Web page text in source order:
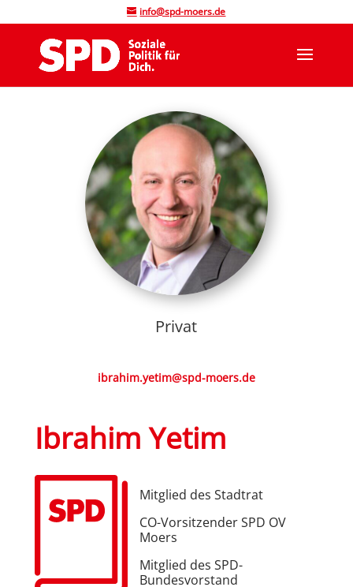
info@spd-moers.de
Privat
ibrahim.yetim@spd-moers.de
Ibrahim Yetim
Mitglied des Stadtrat
CO-Vorsitzender SPD OV
Moers
Mitglied des SPD-
Bundesvorstand